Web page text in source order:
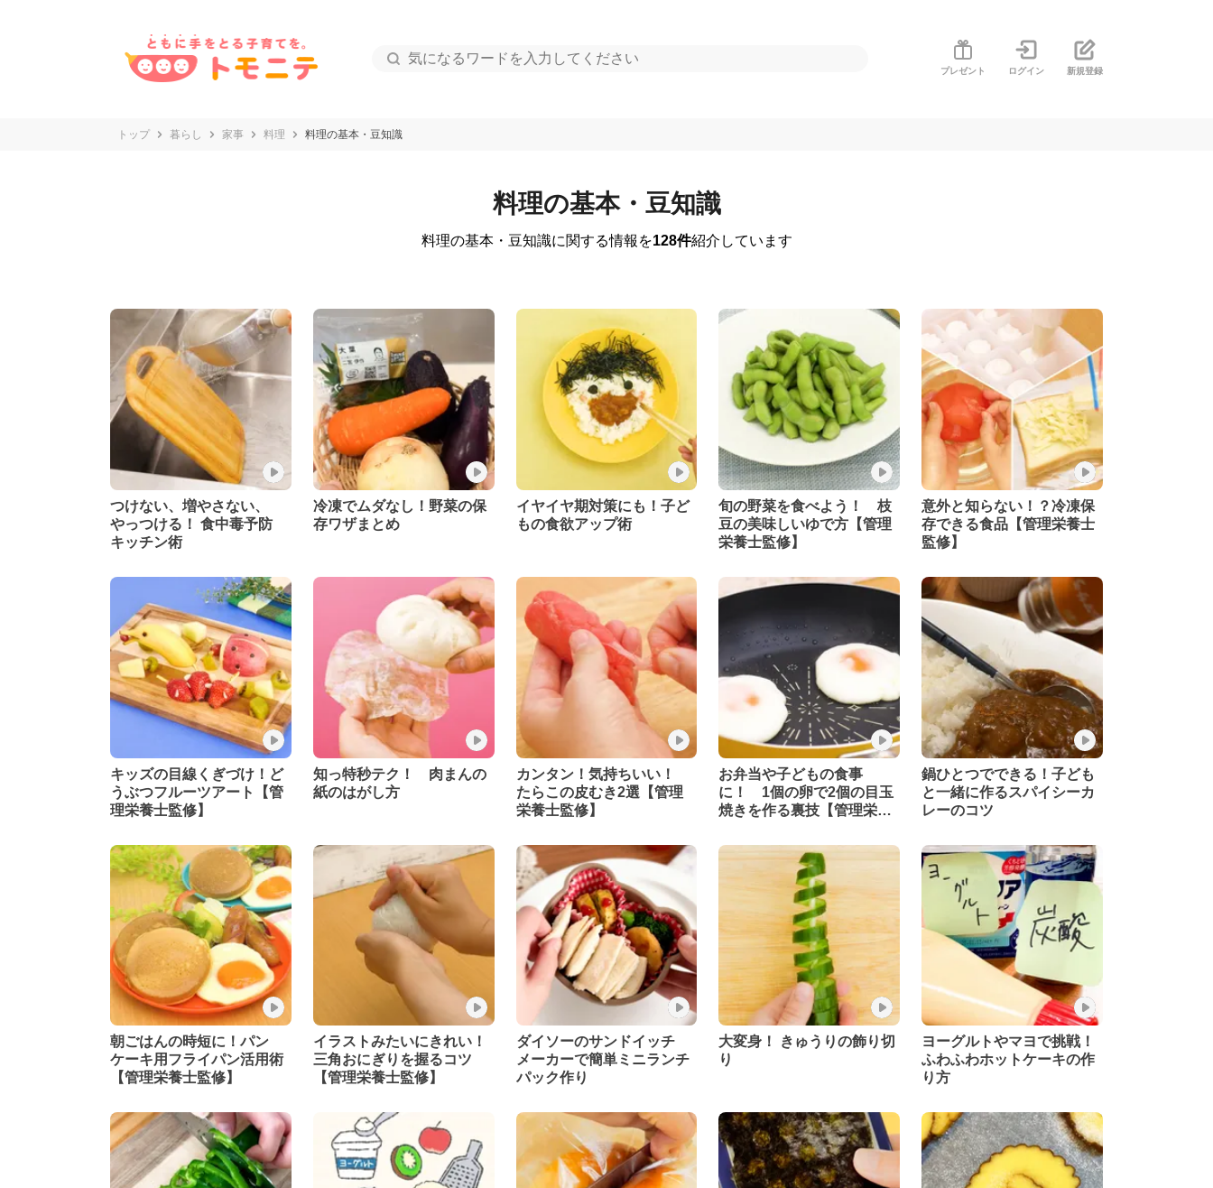
プレゼント ログイン 新規登録
トップ 暮らし 家事 料理 料理の基本・豆知識
料理の基本・豆知識
料理の基本・豆知識に関する情報を128件紹介しています
つけない、増やさない、
やっつける！ 食中毒予防
キッチン術
冷凍でムダなし！野菜の保
存ワザまとめ
イヤイヤ期対策にも！子ど
もの食欲アップ術
旬の野菜を食べよう！ 枝
豆の美味しいゆで方【管理
栄養士監修】
意外と知らない！？冷凍保
存できる食品【管理栄養士
監修】
キッズの目線くぎづけ！ど
うぶつフルーツアート【管
理栄養士監修】
知っ特秒テク！ 肉まんの
紙のはがし方
カンタン！気持ちいい！
たらこの皮むき2選【管理
栄養士監修】
お弁当や子どもの食事
に！ 1個の卵で2個の目玉
焼きを作る裏技【管理栄養
鍋ひとつでできる！子ども
と一緒に作るスパイシーカ
レーのコツ
朝ごはんの時短に！パン
ケーキ用フライパン活用術
【管理栄養士監修】
イラストみたいにきれい！
三角おにぎりを握るコツ
【管理栄養士監修】
ダイソーのサンドイッチ
メーカーで簡単ミニランチ
パック作り
大変身！ きゅうりの飾り切
り
ヨーグルトやマヨで挑戦！
ふわふわホットケーキの作
り方